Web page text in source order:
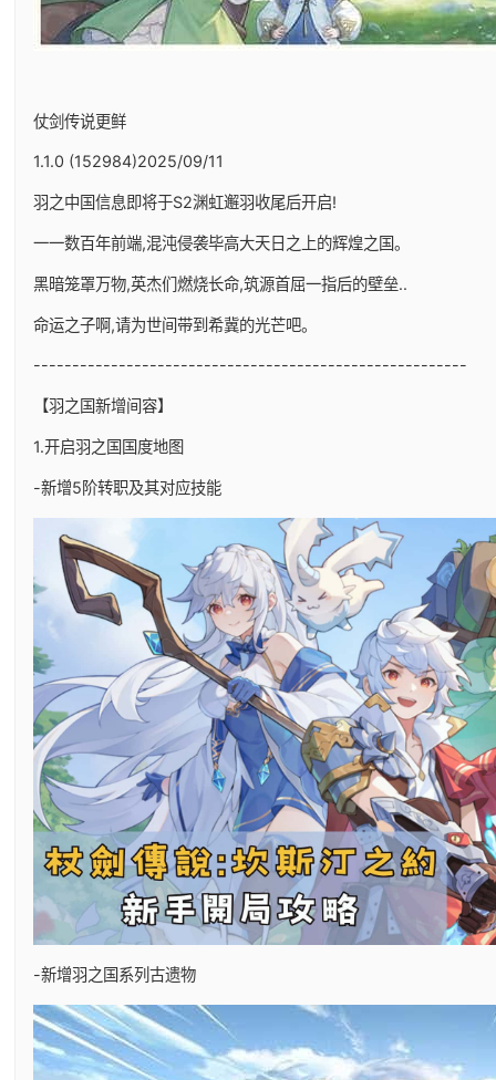
仗剑传说更鲜
1.1.0 (152984)2025/09/11
羽之中国信息即将于S2渊虹邂羽收尾后开启!
一一数百年前端,混沌侵袭毕高大天日之上的辉煌之国。
黑暗笼罩万物,英杰们燃烧长命,筑源首屈一指后的壁垒..
命运之子啊,请为世间带到希冀的光芒吧。
--------------------------------------------------------
【羽之国新增间容】
1.开启羽之国国度地图
-新增5阶转职及其对应技能
-新增羽之国系列古遗物